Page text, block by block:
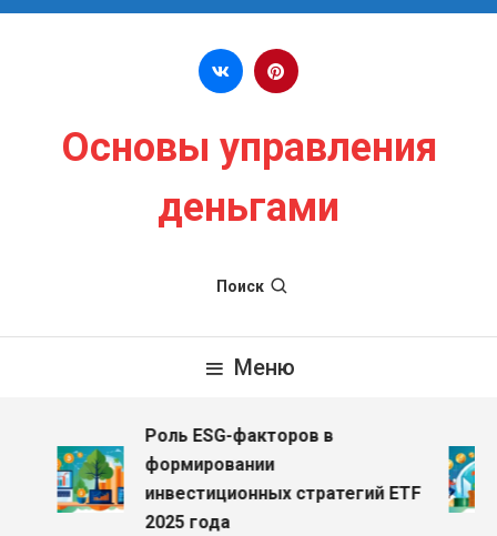
Перейти к содержимому
Основы управления
деньгами
Поиск
Меню
Роль ESG-факторов в
формировании
инвестиционных стратегий ETF
2025 года